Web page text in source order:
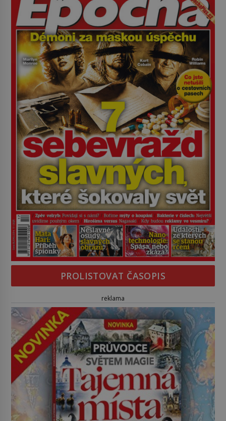
PROLISTOVAT ČASOPIS
reklama